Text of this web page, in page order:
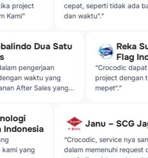
cepat, seperti tidak ada
dan waktu”.”
Dua Satu
dalam pengerjaan
dengan waktu yang
After Sales yang
jika ada kendala dalam
Flag
“Crocodic
project
mepet“.”
yang
Janu – SCG
“Crocodic, service nya
dalam memenuhi request